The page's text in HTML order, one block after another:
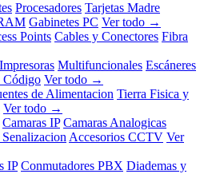
Procesadores Tarjetas Madre
Gabinetes PC Ver todo →
Points Cables y Conectores Fibra
Impresoras Multifuncionales Escáneres
Código Ver todo →
de Alimentacion Tierra Fisica y
Ver todo →
Camaras IP Camaras Analogicas
Accesorios CCTV Ver
IP Conmutadores PBX Diademas y